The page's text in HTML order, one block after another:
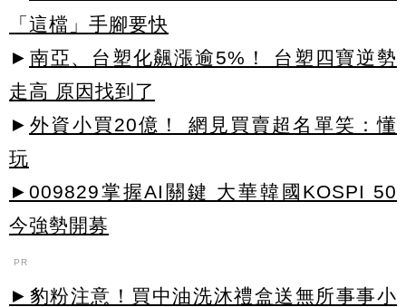
「這檔」手腳要快
► 南亞、台塑化飆漲逾5%！ 台塑四寶逆勢
走高 原因找到了
► 外資小買20億！ 網見買賣超名單笑：懂
玩
►009829掌握AI關鍵 大華韓國KOSPI 50
今強勢開募
PR
►豹粉注意！買中油洗沐禮盒送無所事事小